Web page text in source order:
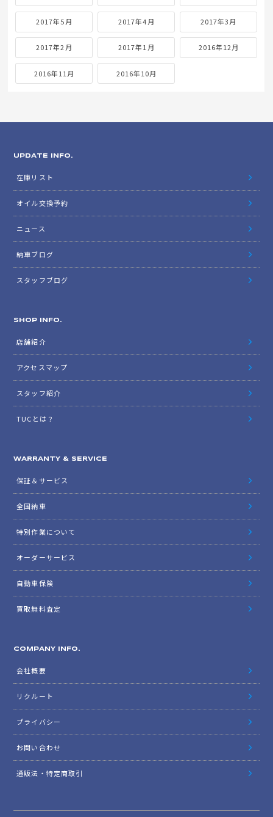
2017年5月 2017年4月 2017年3月
2017年2月 2017年1月 2016年12月
2016年11月 2016年10月
UPDATE INFO.
在庫リスト
オイル交換予約
ニュース
納車ブログ
スタッフブログ
SHOP INFO.
店舗紹介
アクセスマップ
スタッフ紹介
TUCとは？
WARRANTY & SERVICE
保証＆サービス
全国納車
特別作業について
オーダーサービス
自動車保険
買取無料査定
COMPANY INFO.
会社概要
リクルート
プライバシー
お問い合わせ
通販法・特定商取引